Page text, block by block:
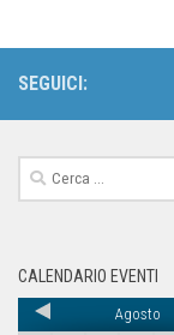
SEGUICI:
CALENDARIO EVENTI
Agosto